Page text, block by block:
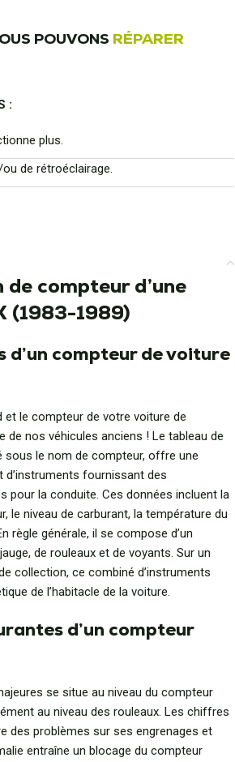
POUVONS RÉPARER
:
plus.
de rétroéclairage.
compteur d’une
(1983-1989)
d’un compteur de voiture
le compteur de votre voiture de
nos véhicules anciens ! Le tableau de
sous le nom de compteur, offre une
d’instruments fournissant des
pour la conduite. Ces données incluent la
le niveau de carburant, la température du
règle générale, il se compose d’un
de rouleaux et de voyants. Sur un
collection, ce combiné d’instruments
de l’habitacle de la voiture.
d’un compteur
se situe au niveau du compteur
au niveau des rouleaux. Les chiffres
des problèmes sur ses engrenages et
entraîne un blocage du compteur